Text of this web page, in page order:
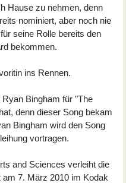
Hause zu nehmen, denn
nominiert, aber noch nie
seine Rolle bereits den
bekommen.
ins Rennen.
Bingham für "The
denn dieser Song bekam
Bingham wird den Song
vortragen.
and Sciences verleiht die
7. März 2010 im Kodak